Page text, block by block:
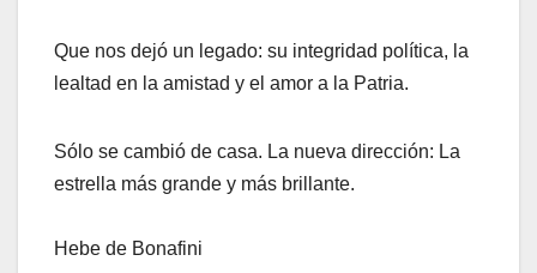
Que nos dejó un legado: su integridad política, la
lealtad en la amistad y el amor a la Patria.
Sólo se cambió de casa. La nueva dirección: La
estrella más grande y más brillante.
Hebe de Bonafini